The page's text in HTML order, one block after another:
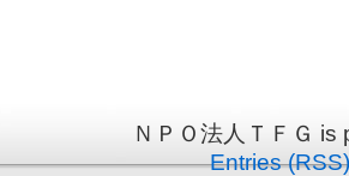
ＮＰＯ法人ＴＦＧ
Entries (RSS)